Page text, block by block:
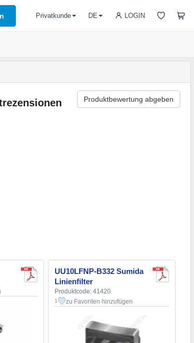
LOGIN
Privatkunde DE
Produktbewertung abgeben
UU10LFNP-B332 Sumida
Linienfilter
Produktcode: 41420
1 zu Favoriten hinzufügen